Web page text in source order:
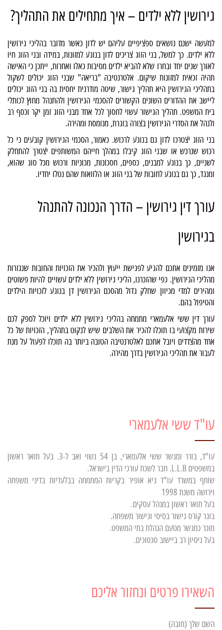
גירושין ללא ילדים – איך מתחילים את התהליך?
למעשה ישנם נושאים ספציפיים עליהם יש לדון כאשר מדובר בהליכי גירושין
ללא ילדים. כך למשל, בני הזוג צריכים לדון בנוגע למזונות, במידה ובני הזוג חיו
לאורך שנים יחד ובחרו שלא להביא ילדים מסיבות כאלו ואחרות, ייתכן כי האישה
תהיה זכאית למזונות שיקום. אלטרנטיבה "בריאה" שבני הזוג יכולים לשקול
בתהליכי הגירושין היא תהליך גישור, שיטה מודרנית יחסית בה בני הזוג יכולים
ליישב את ההדורים השונים הקשורים להסכמי הגירושין ולהתנהל מחוץ לכותלי
בית המשפט. תהליך הגישור עשוי לחסוך לכל אחד מבני הזוג זמן יקר וכסף רב
ולנהל את הסדרי הגירושין בצורה בוגרת, מנומסת ומהירה.
בני הזוג יצטרכו לדון גם בנוגע לרכוש. כאמור, הסכמי הגירושין קובעים כי כל
רכוש שנרכש או שבני הזוג קיבלו במהלך חייהם המשותפים יצטרך להתחלק
לשניים, כך בנוגע למבנים, כספים, חסכונות, מכוניות ורכוש מכל סוג שהוא,
ומנגד, כך גם בנוגע לחובות של בני הזוג או הלוואות שהם נטלו יחדיו.
עורך דין גירושין – הדרך הנכונה להתנהל
בגירושין
אנו מזמינים אתכם להגיע לפגישת ייעוץ ולהכיר את הזכויות והחובות שנגזרות
מהליכי הגירושין. כפי שהזכרנו, הליכי גירושין ללא ילדים עשויים להיות פשוטים
ומהירים למדי מכיוון שחלק גדול מהסכם הגירושין דן בנוגע לזכויות הילדים
והטיפול בהם.
עורך דין ששי אלעמארי מתמחה בהליכי גירושין ללא ילדים ויוכל לספק לכם
שירות מקצועי בו תוכלו להכיר את השלבים שיש לנקוט בתהליך, הזכויות של כל
אחד מהצדדים ויובל אתכם לאלטרנטיבה הטובה ביותר בה תוכלו לפעול על מנת
לעבור את תהליכי הגירושין בדרך מהירה.
עו"ד ששי אלעמארי
עו"ד, בורר ומגשר ששי אלעמארי, בן 54 נשוי ואב ל-3. בעל תואר ראשון
במשפטים L.L.B. חבר לשכת עורכי הדין בישראל.
שותף במשרד עו"ד גיא אופיר בקריות המתמחה בבלעדיות בדיני משפחה
וירושה משנת 1998
בעל תואר ראשון במנהל עסקים.
בוגר קורס גישור בסיסי וגישור משפחה.
מוכר כמגשר מטעם הנהלת בתי המשפט.
בעל ניסיון רב ביישוב סכסוכים.
השאירו פרטים ונחזור אליכם
השם שלך (חובה)